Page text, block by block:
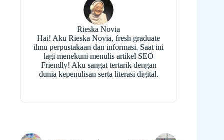
Rieska Novia
Hai! Aku Rieska Novia, fresh graduate
ilmu perpustakaan dan informasi. Saat ini
lagi menekuni menulis artikel SEO
Friendly! Aku sangat tertarik dengan
dunia kepenulisan serta literasi digital.